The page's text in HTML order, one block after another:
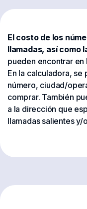
El costo de los
llamadas, así como
pueden encontrar en
En la calculadora,
número, ciudad/
comprar. También
a la dirección que
llamadas salientes y/